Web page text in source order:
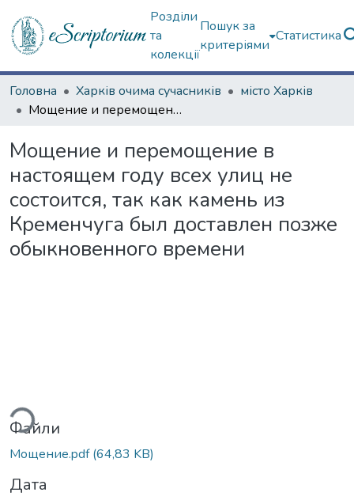
Розділи
та
колекції
Пошук за
критеріями
Статистика
Головна Харків очима сучасників
місто Харків
Мощение и перемощение в настоящем году всех улиц не состоится, так как камень из Кременчуга был доставлен позже обыкновенного времени
Мощение и перемощение в
настоящем году всех улиц не
состоится, так как камень из
Кременчуга был доставлен позже
обыкновенного времени
Файли
Мощение.pdf(64,83 KB)
Дата